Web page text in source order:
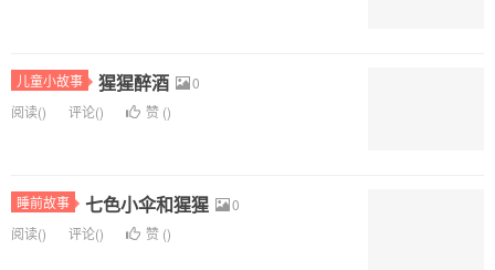
儿童小故事 猩猩醉酒
0
阅读() 评论() 赞 ()
睡前故事 七色小伞和猩猩
0
阅读() 评论() 赞 ()